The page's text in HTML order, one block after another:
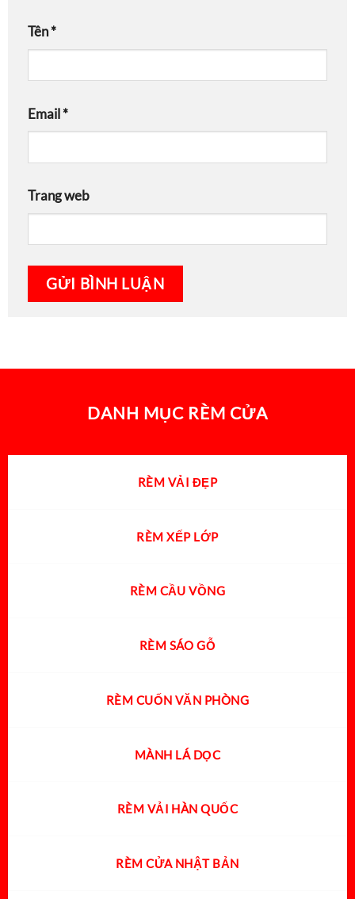
Tên*
Email*
Trang web
DANH MỤC RÈM CỬA
RÈM VẢI ĐẸP
RÈM XẾP LỚP
RÈM CẦU VỒNG
RÈM SÁO GỖ
RÈM CUỐN VĂN PHÒNG
MÀNH LÁ DỌC
RÈM VẢI HÀN QUỐC
RÈM CỬA NHẬT BẢN